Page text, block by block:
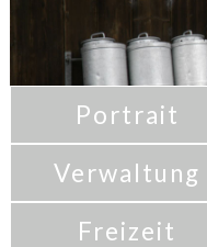
Portrait
Verwaltung
Freizeit